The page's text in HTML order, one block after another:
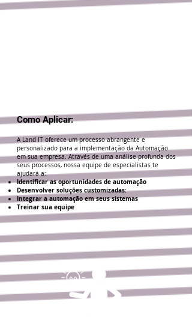
Como Aplicar:
A Land IT oferece um processo abrangente e
personalizado para a implementação da Automação
em sua empresa. Através de uma análise profunda dos
seus processos, nossa equipe de especialistas te
ajudará a:
Identificar as oportunidades de automação
Desenvolver soluções customizadas:
Integrar a automação em seus sistemas
Treinar sua equipe